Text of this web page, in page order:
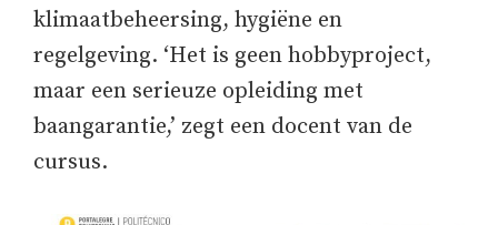
klimaatbeheersing, hygiëne en
regelgeving. ‘Het is geen hobbyproject,
maar een serieuze opleiding met
baangarantie,’ zegt een docent van de
cursus.